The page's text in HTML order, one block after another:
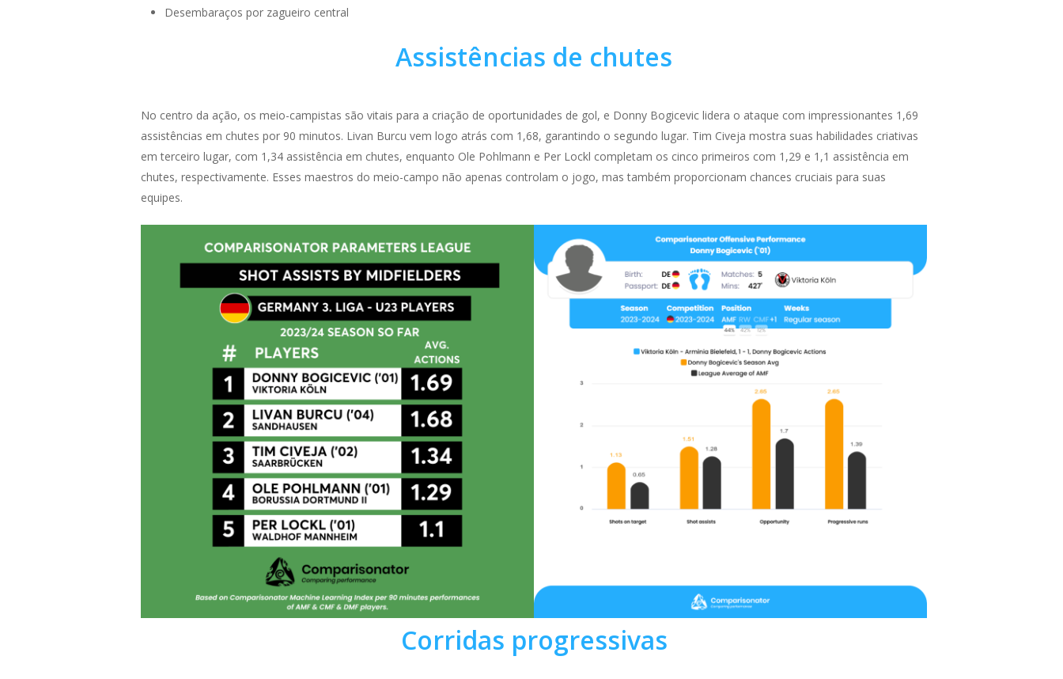
Desembaraços por zagueiro central
Assistências de chutes
No centro da ação, os meio-campistas são vitais para a criação de oportunidades de gol, e Donny Bogicevic lidera o ataque com impressionantes 1,69
assistências em chutes por 90 minutos. Livan Burcu vem logo atrás com 1,68, garantindo o segundo lugar. Tim Civeja mostra suas habilidades criativas
em terceiro lugar, com 1,34 assistência em chutes, enquanto Ole Pohlmann e Per Lockl completam os cinco primeiros com 1,29 e 1,1 assistência em
chutes, respectivamente. Esses maestros do meio-campo não apenas controlam o jogo, mas também proporcionam chances cruciais para suas
equipes.
Corridas progressivas